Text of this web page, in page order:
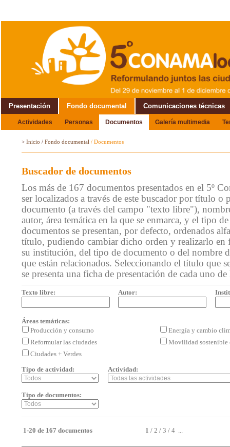
Presentación Fondo documental Comunicaciones técnicas
Actividades Personas Documentos Galería multimedia
Alrededor del Encuentro
> Inicio / Fondo documental / Documentos
Buscador de documentos
Los más de 167 documentos presentados en el 5º
ser localizados a través de este buscador por título o
documento (a través del campo "texto libre"),
autor, área temática en la que se enmarca, y el tipo
documentos se presentan, por defecto, ordenados
título, pudiendo cambiar dicho orden y realizarlo en
su institución, del tipo de documento o del nombre
que están relacionados. Seleccionando el título que
se presenta una ficha de presentación de cada uno
Texto libre: Autor:
Áreas temáticas:
Producción y consumo
Energía y cambio
Reformular las ciudades
Movilidad sostenible
Ciudades + Verdes
Tipo de actividad:
Actividad:
Tipo de documentos:
1-20 de 167 documentos 1 / 2 / 3 / 4 ...